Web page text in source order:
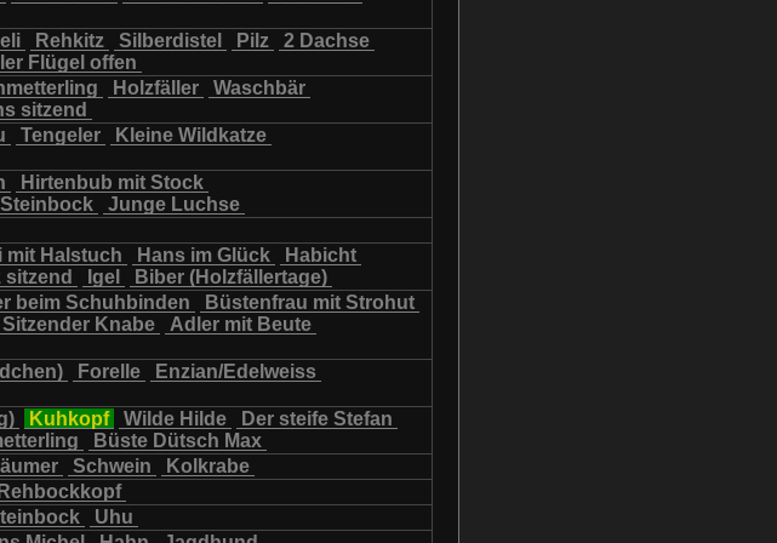
Rehkitz Silberdistel Pilz
2 Dachse
Flügel offen
Holzfäller
Waschbär
sitzend
Tengeler
Kleine Wildkatze
Hirtenbub mit Stock
Steinbock
Junge Luchse
mit Halstuch Hans im Glück
Habicht
sitzend Igel
Biber (Holzfällertage)
beim Schuhbinden
Büstenfrau mit Strohut
Sitzender Knabe
Adler mit Beute
Forelle
Enzian/Edelweiss
Kuhkopf Wilde Hilde
Der steife Stefan
Büste Dütsch Max
Schwein
Kolkrabe
Rehbockkopf
Uhu